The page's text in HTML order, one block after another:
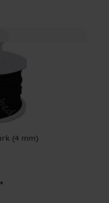
(4 mm)